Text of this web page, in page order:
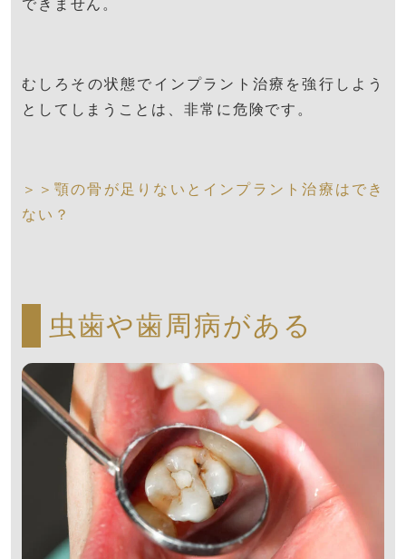
できません。
むしろその状態でインプラント治療を強行しよう
としてしまうことは、非常に危険です。
＞＞顎の骨が足りないとインプラント治療はでき
ない？
虫歯や歯周病がある